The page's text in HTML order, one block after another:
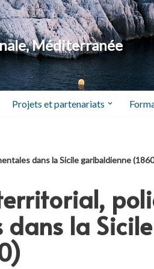
Méditerranée
Projets et partenariats
dans la Sicile garibaldienne
la Sicile